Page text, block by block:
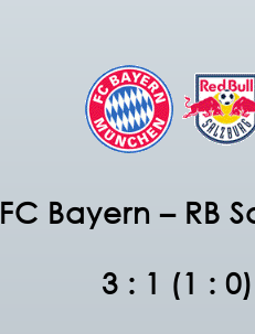
FC Bayern – RB
3 : 1 (1 : 0)